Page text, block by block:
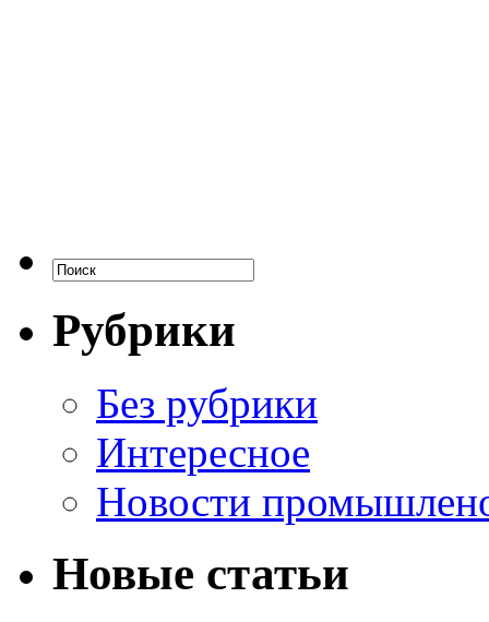
Рубрики
Без рубрики
Интересное
Новости
Новые статьи